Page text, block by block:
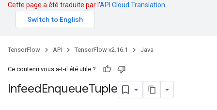
Cette page a été traduite par l'API Cloud Translation
TensorFlow API TensorFlow v2.16.1 Java
Ce contenu vous a-t-il été utile ?
InfeedEnqueueTuple